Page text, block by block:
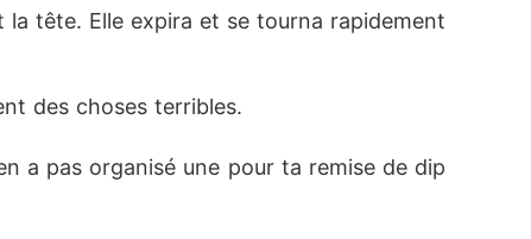
tête. Elle expira et se tourna rapidement
des choses terribles.
a pas organisé une pour ta remise de dip